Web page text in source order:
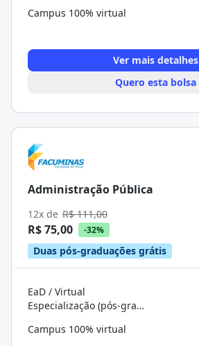
Campus 100% virtual
Ver mais detalhes
Quero esta bolsa
Administração Pública
12x de R$ 111,00
R$ 75,00 -32%
Duas pós-graduações grátis
EaD / Virtual
Especialização (pós-graduação)
Campus 100% virtual